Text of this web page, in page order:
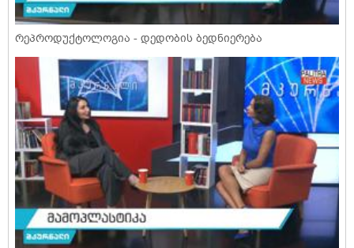
რეპროდუქტოლოგია - დედობის ბედნიერება